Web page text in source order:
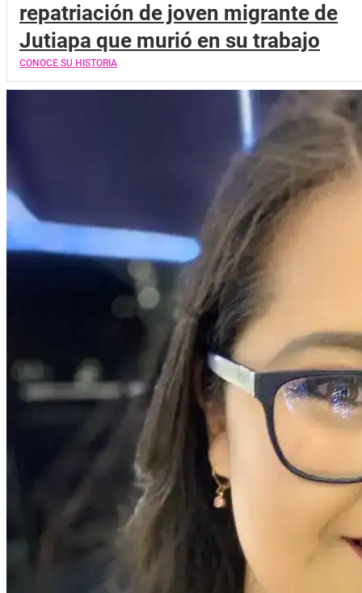
repatriación de joven migrante de
Jutiapa que murió en su trabajo
CONOCE SU HISTORIA